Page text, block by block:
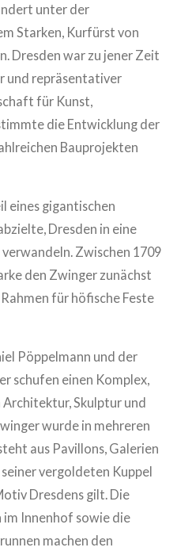
unter der
Starken, Kurfürst von
Dresden war zu jener Zeit
und repräsentativer
für Kunst,
die Entwicklung der
Bauprojekten
eines gigantischen
Dresden in eine
Zwischen 1709
den Zwinger zunächst
für höfische Feste
Pöppelmann und der
schufen einen Komplex,
Skulptur und
wurde in mehreren
aus Pavillons, Galerien
vergoldeten Kuppel
Dresdens gilt. Die
Innenhof sowie die
machen den